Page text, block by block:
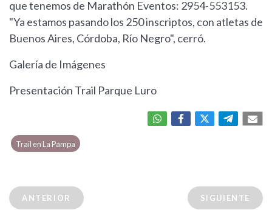
que tenemos de Marathón Eventos: 2954-553153.
"Ya estamos pasando los 250 inscriptos, con atletas de
Buenos Aires, Córdoba, Río Negro", cerró.
Galería de Imágenes
Presentación Trail Parque Luro
Trail en La Pampa
ANTERIOR SIGUIENTE